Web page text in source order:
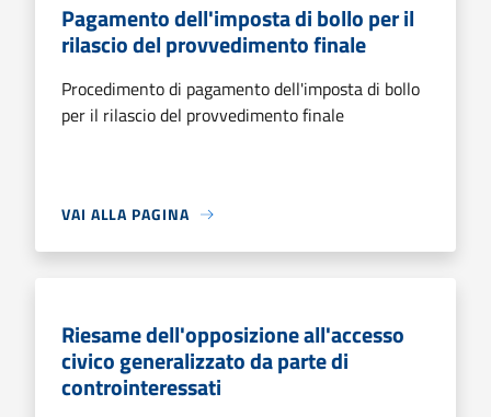
Pagamento dell'imposta di bollo per il
rilascio del provvedimento finale
Procedimento di pagamento dell'imposta di bollo
per il rilascio del provvedimento finale
VAI ALLA PAGINA
Riesame dell'opposizione all'accesso
civico generalizzato da parte di
controinteressati